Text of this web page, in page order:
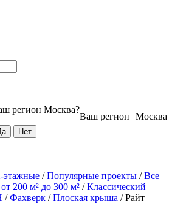
Москва
Ваш регион
регион Москва?
этажные /Популярные проекты /Все
200 м² до 300 м² /Классический
/Фахверк /Плоская крыша /Райт